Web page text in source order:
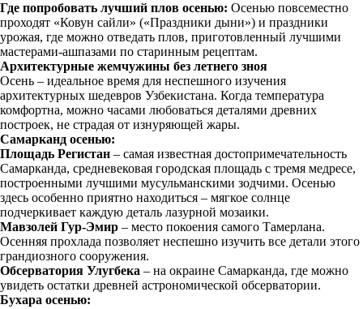
Где попробовать лучший плов осенью: Осенью повсеместно
проходят «Ковун сайли» («Праздники дыни») и праздники
урожая, где можно отведать плов, приготовленный лучшими
мастерами-ашпазами по старинным рецептам.
Архитектурные жемчужины без летнего зноя
Осень – идеальное время для неспешного изучения
архитектурных шедевров Узбекистана. Когда температура
комфортна, можно часами любоваться деталями древних
построек, не страдая от изнуряющей жары.
Самарканд осенью:
Площадь Регистан – самая известная достопримечательность
Самарканда, средневековая городская площадь с тремя медресе,
построенными лучшими мусульманскими зодчими. Осенью
здесь особенно приятно находиться – мягкое солнце
подчеркивает каждую деталь лазурной мозаики.
Мавзолей Гур-Эмир – место покоения самого Тамерлана.
Осенняя прохлада позволяет неспешно изучить все детали этого
грандиозного сооружения.
Обсерватория Улугбека – на окраине Самарканда, где можно
увидеть остатки древней астрономической обсерватории.
Бухара осенью: